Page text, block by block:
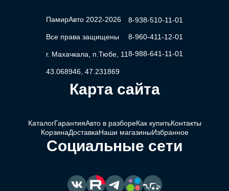
ПамирАвто 2022-2026
Все права защищены
г. Махачкала, п.Тюбе, 11
43.068946, 47.231869
8-938-510-11-01
8-960-411-12-01
8-988-641-11-01
Карта сайта
КаталогГарантияАвто в разбореКак купитьКонтакты
КорзинаДоставкаНаши магазиныИзбранное
Социальные сети